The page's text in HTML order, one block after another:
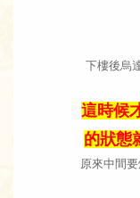
下樓後烏
這時候
的狀態
原來中間